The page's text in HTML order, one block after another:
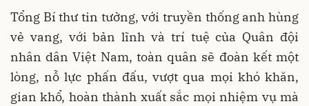
Tổng Bí thư tin tưởng, với truyền thống anh hùng
vẻ vang, với bản lĩnh và trí tuệ của Quân đội
nhân dân Việt Nam, toàn quân sẽ đoàn kết một
lòng, nỗ lực phấn đấu, vượt qua mọi khó khăn,
gian khổ, hoàn thành xuất sắc mọi nhiệm vụ mà